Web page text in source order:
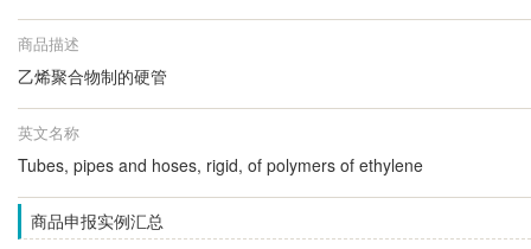
商品描述
乙烯聚合物制的硬管
英文名称
Tubes, pipes and hoses, rigid, of polymers of ethylene
商品申报实例汇总